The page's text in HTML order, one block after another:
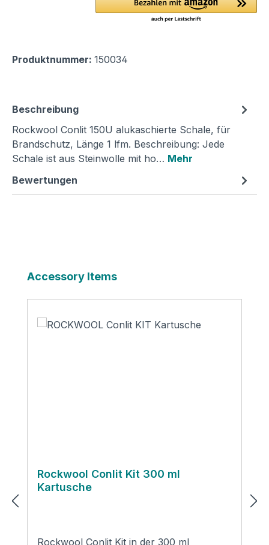
Produktnummer: 150034
Beschreibung
Rockwool Conlit 150U alukaschierte Schale, für
Brandschutz, Länge 1 lfm. Beschreibung: Jede
Schale ist aus Steinwolle mit ho… Mehr
Bewertungen
Produktgalerie überspringen
Accessory Items
Rockwool Conlit Kit 300 ml
Kartusche
Rockwool Conlit Kit in der 300 ml